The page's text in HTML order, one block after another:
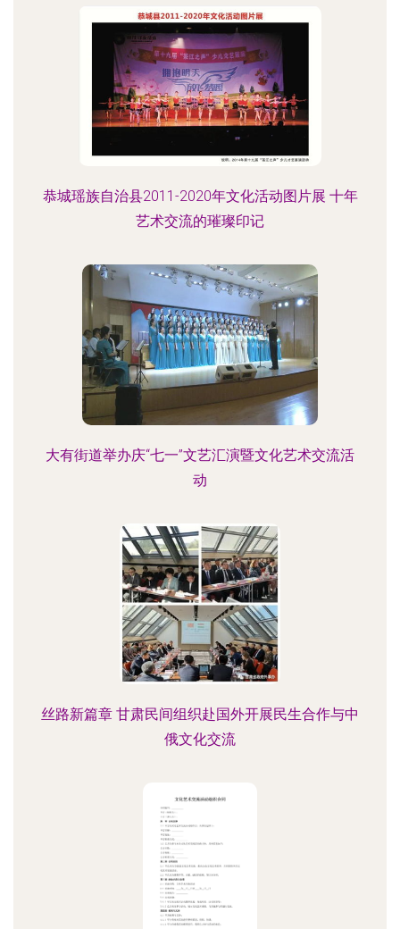
恭城瑶族自治县2011-2020年文化活动图片展 十年
艺术交流的璀璨印记
大有街道举办庆“七一”文艺汇演暨文化艺术交流活
动
丝路新篇章 甘肃民间组织赴国外开展民生合作与中
俄文化交流